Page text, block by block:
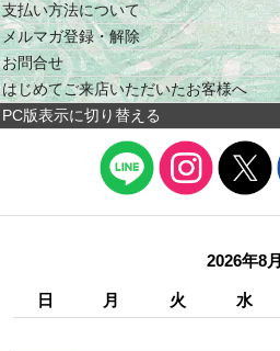
支払い方法について
メルマガ登録・解除
お問合せ
はじめてご来店いただいたお客様へ
PC版表示に切り替える
2026年8月
日 月 火 水